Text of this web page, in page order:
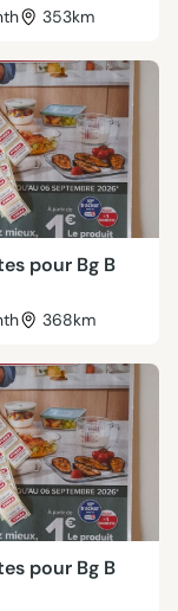
353km
pour Bg B
368km
pour Bg B